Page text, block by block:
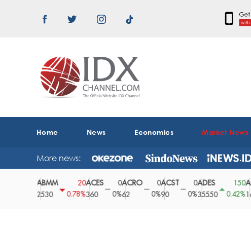
Home News Economics Market News
More news:
ABMM
0.78%
ACES
360
0
0%
ACRO
0ACST
0
0%
ADES
35550
150
0.42%
ADHI
164